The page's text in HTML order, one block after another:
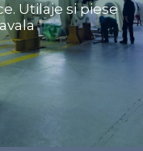
Utilaje si piese